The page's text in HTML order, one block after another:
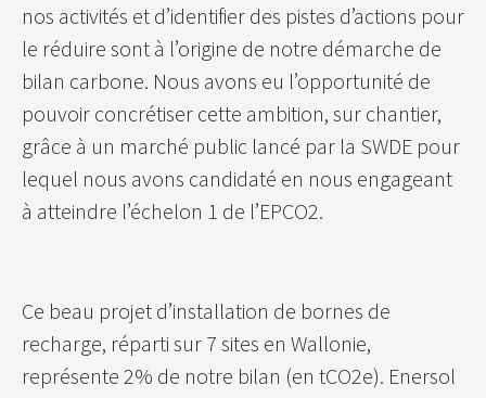
nos activités et d’identifier des pistes d’actions pour
le réduire sont à l’origine de notre démarche de
bilan carbone. Nous avons eu l’opportunité de
pouvoir concrétiser cette ambition, sur chantier,
grâce à un marché public lancé par la SWDE pour
lequel nous avons candidaté en nous engageant
à atteindre l’échelon 1 de l’EPCO2.
Ce beau projet d’installation de bornes de
recharge, réparti sur 7 sites en Wallonie,
représente 2% de notre bilan (en tCO2e). Enersol